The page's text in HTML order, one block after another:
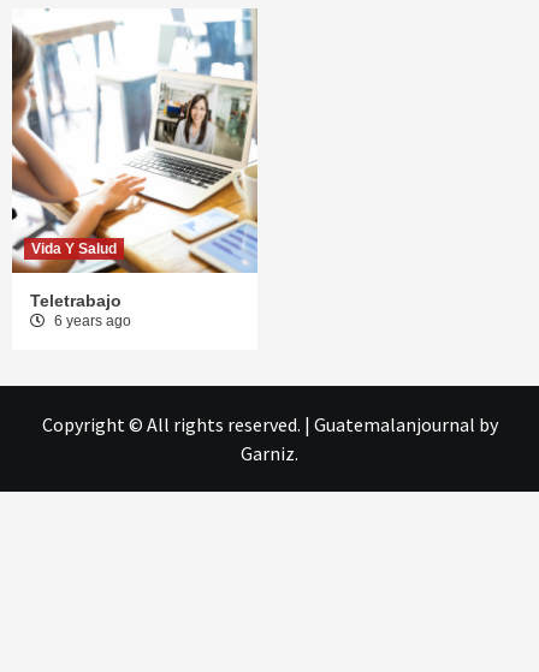
Vida Y Salud
Teletrabajo
6 years ago
Copyright © All rights reserved. | Guatemalanjournal by
Garniz.